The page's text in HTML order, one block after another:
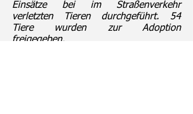
Einsätze bei im Straßenverkehr
verletzten Tieren durchgeführt. 54
Tiere wurden zur Adoption
freigegeben.